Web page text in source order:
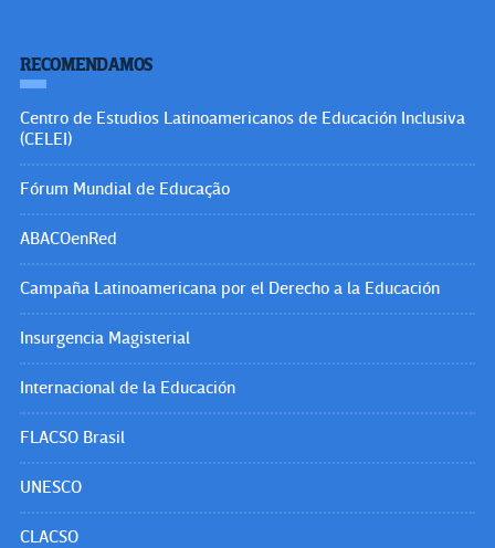
RECOMENDAMOS
Centro de Estudios Latinoamericanos de Educación Inclusiva
(CELEI)
Fórum Mundial de Educação
ABACOenRed
Campaña Latinoamericana por el Derecho a la Educación
Insurgencia Magisterial
Internacional de la Educación
FLACSO Brasil
UNESCO
CLACSO